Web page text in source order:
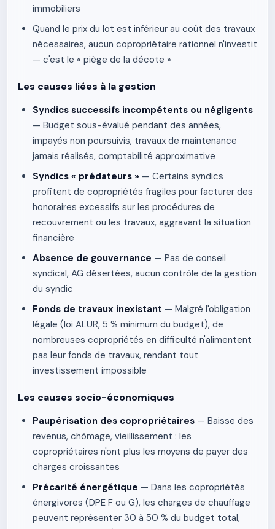
immobiliers
Quand le prix du lot est inférieur au coût des travaux
nécessaires, aucun copropriétaire rationnel n'investit
— c'est le « piège de la décote »
Les causes liées à la gestion
Syndics successifs incompétents ou négligents
— Budget sous-évalué pendant des années,
impayés non poursuivis, travaux de maintenance
jamais réalisés, comptabilité approximative
Syndics « prédateurs » — Certains syndics
profitent de copropriétés fragiles pour facturer des
honoraires excessifs sur les procédures de
recouvrement ou les travaux, aggravant la situation
financière
Absence de gouvernance — Pas de conseil
syndical, AG désertées, aucun contrôle de la gestion
du syndic
Fonds de travaux inexistant — Malgré l'obligation
légale (loi ALUR, 5 % minimum du budget), de
nombreuses copropriétés en difficulté n'alimentent
pas leur fonds de travaux, rendant tout
investissement impossible
Les causes socio-économiques
Paupérisation des copropriétaires — Baisse des
revenus, chômage, vieillissement : les
copropriétaires n'ont plus les moyens de payer des
charges croissantes
Précarité énergétique — Dans les copropriétés
énergivores (DPE F ou G), les charges de chauffage
peuvent représenter 30 à 50 % du budget total,